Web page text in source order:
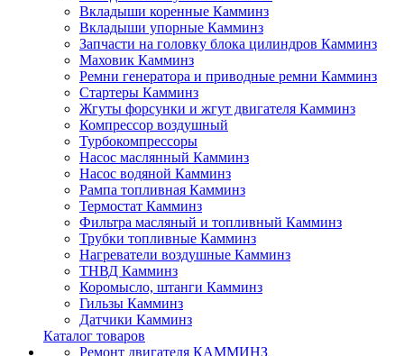
Вкладыши коренные Камминз
Вкладыши упорные Камминз
Запчасти на головку блока цилиндров Камминз
Маховик Камминз
Ремни генератора и приводные ремни Камминз
Стартеры Камминз
Жгуты форсунки и жгут двигателя Камминз
Компрессор воздушный
Турбокомпрессоры
Насос маслянный Камминз
Насос водяной Камминз
Рампа топливная Камминз
Термостат Камминз
Фильтра масляный и топливный Камминз
Трубки топливные Камминз
Нагреватели воздушные Камминз
ТНВД Камминз
Коромысло, штанги Камминз
Гильзы Камминз
Датчики Камминз
Каталог товаров
Ремонт двигателя КАММИНЗ